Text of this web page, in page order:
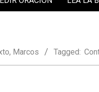
, Marcos Tagged: